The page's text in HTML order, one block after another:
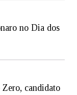
no Dia dos
candidato